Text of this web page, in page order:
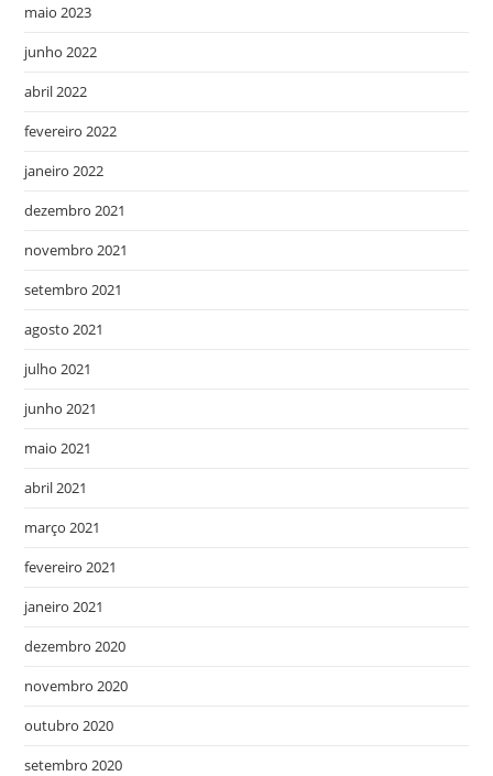
maio 2023
junho 2022
abril 2022
fevereiro 2022
janeiro 2022
dezembro 2021
novembro 2021
setembro 2021
agosto 2021
julho 2021
junho 2021
maio 2021
abril 2021
março 2021
fevereiro 2021
janeiro 2021
dezembro 2020
novembro 2020
outubro 2020
setembro 2020